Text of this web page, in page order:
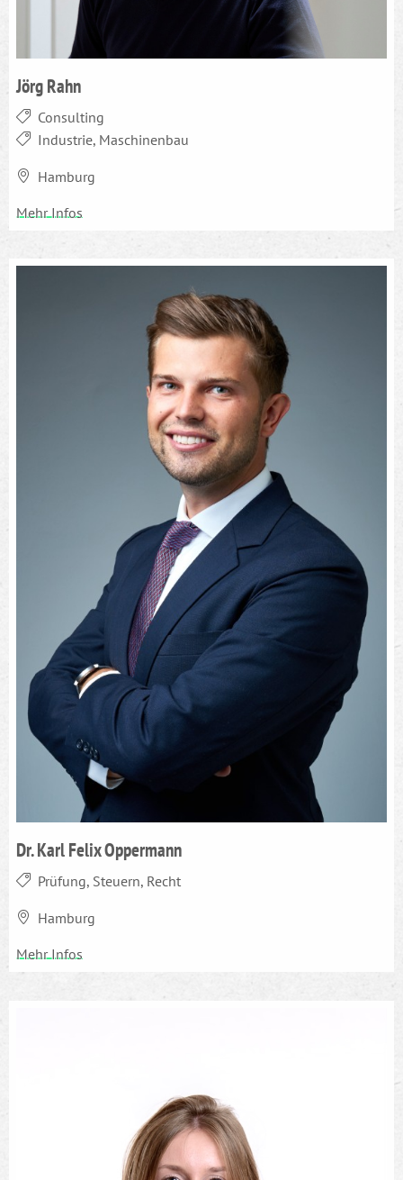
Jörg Rahn
Consulting
Industrie, Maschinenbau
Hamburg
Mehr Infos
Dr. Karl Felix Oppermann
Prüfung, Steuern, Recht
Hamburg
Mehr Infos